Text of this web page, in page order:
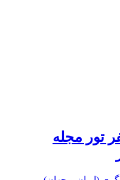
تور مجله